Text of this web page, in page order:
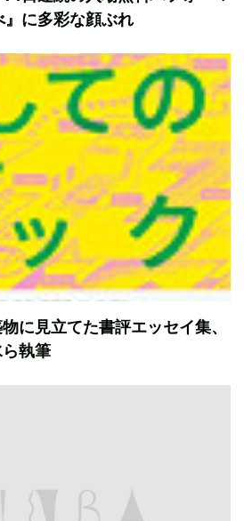
に多彩な顔ぶれ
に見立てた書評エッセイ集、
執筆